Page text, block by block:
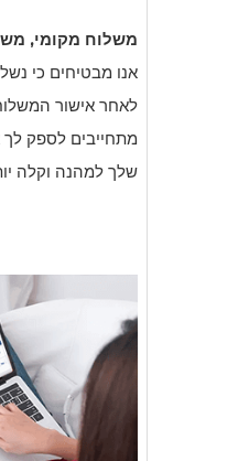
משלוח מקומי,
לאחר אישור
מתחייבים לספק לך
שלך למהנה וקלה